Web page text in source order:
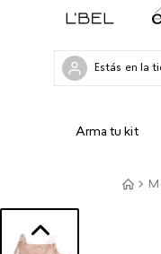
Estás en la
Arma tu kit